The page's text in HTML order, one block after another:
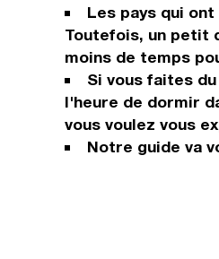
Les pays qui
Toutefois, un petit
moins de temps
Si vous faites
l'heure de dormir
vous voulez vous
Notre guide va